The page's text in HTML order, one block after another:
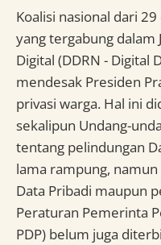
Koalisi nasional dari
yang tergabung dalam
Digital (DDRN - Digital
mendesak Presiden
privasi warga. Hal ini
sekalipun Undang-
tentang pelindungan
lama rampung,
Data Pribadi maupun
Peraturan Pemerinta
PDP) belum juga